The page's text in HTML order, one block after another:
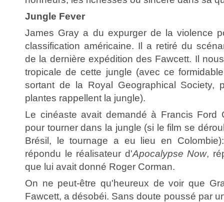
Jungle Fever
James Gray a du expurger de la violence
classification américaine. Il a retiré du
de la dernière expédition des Fawcett. Il
tropicale de cette jungle (avec ce
sortant de la Royal Geographical Society,
plantes rappellent la jungle).
Le cinéaste avait demandé à Francis Ford
pour tourner dans la jungle (si le film se
Brésil, le tournage a eu lieu en
répondu le réalisateur d'Apocalypse Now,
que lui avait donné Roger Corman.
On ne peut-être qu'heureux de voir que
Fawcett, a désobéi. Sans doute poussé par